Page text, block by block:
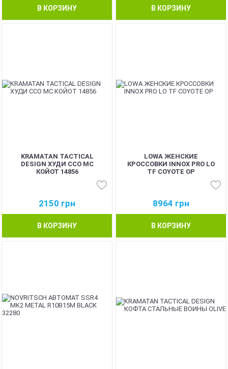
В КОРЗИНУ В КОРЗИНУ
KRAMATAN TACTICAL
DESIGN ХУДИ ССО МС
КОЙОТ 14856
2150 грн
В КОРЗИНУ
LOWA ЖЕНСКИЕ
КРОССОВКИ INNOX PRO LO
TF COYOTE OP
8964 грн
В КОРЗИНУ